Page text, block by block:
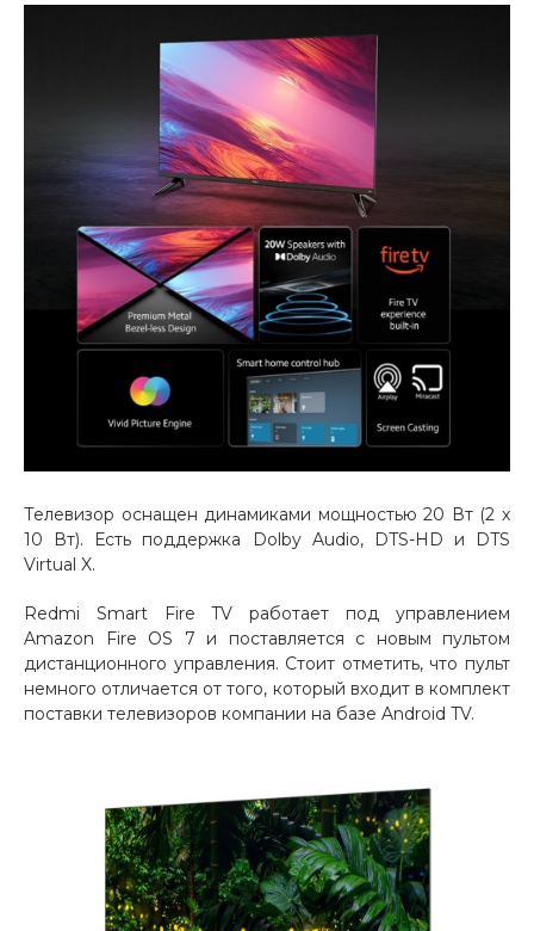
Оставшиеся75% будут
списыватьсяс вашей карты
каждые 2 недели
Подробнее
об оплате Плайтом
25
раз в 2
недели
раз в 2 недели
Остались вопросы?
8 800 302-02-51
plait.ru
Телевизор оснащен динамиками мощностью 20 Вт (2 x
10 Вт). Есть поддержка Dolby Audio, DTS-HD и DTS
Virtual X.
Redmi Smart Fire TV работает под управлением
Amazon Fire OS 7 и поставляется с новым пультом
дистанционного управления. Стоит отметить, что пульт
немного отличается от того, который входит в комплект
поставки телевизоров компании на базе Android TV.